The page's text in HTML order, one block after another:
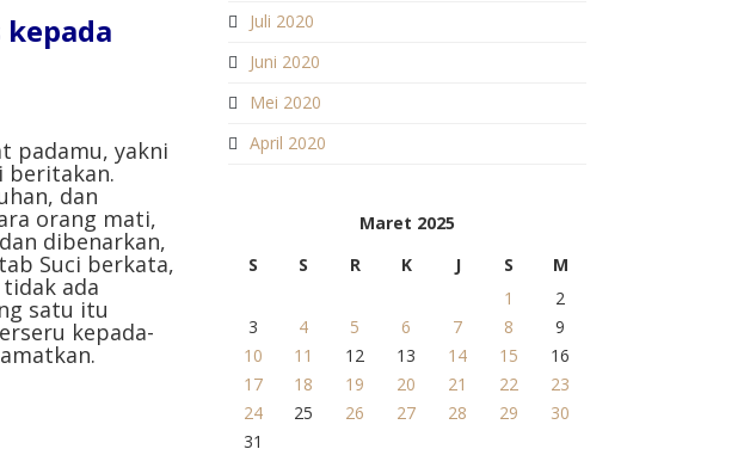
kepada
padamu, yakni
beritakan.
dan
orang mati,
dibenarkan,
Suci berkata,
ada
satu itu
kepada-
Juli 2020
Juni 2020
Mei 2020
April 2020
Maret 2025
S
S R K J S
M
1
2
3
4 5 6 7 8
9
10
11 12 13 14 15
16
17
18 19 20 21 22
23
24
25 26 27 28 29
30
31